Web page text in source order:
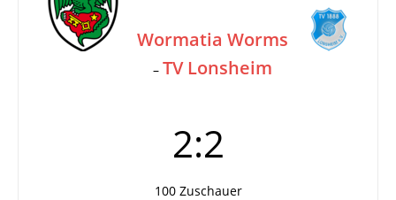
Wormatia Worms
– TV Lonsheim
2:2
100 Zuschauer